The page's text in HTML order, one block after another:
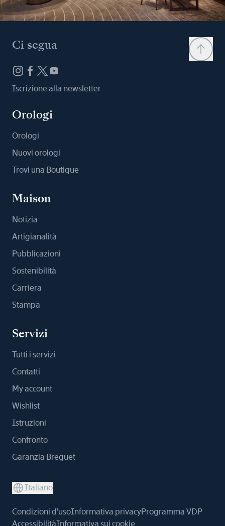
Ci segua
Iscrizione alla newsletter
Orologi
Orologi
Nuovi orologi
Trovi una Boutique
Maison
Notizia
Artigianalità
Pubblicazioni
Sostenibilità
Carriera
Stampa
Servizi
Tutti i servizi
Contatti
My account
Wishlist
Istruzioni
Confronto
Garanzia Breguet
Italiano
Condizioni d'usoInformativa privacyProgramma VDP
AccessibilitàInformativa sui cookie